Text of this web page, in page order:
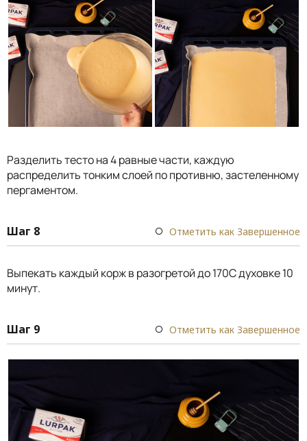
Разделить тесто на 4 равные части, каждую
распределить тонким слоей по противню, застеленному
пергаментом.
Шаг 8 Отметить как Завершенное
Выпекать каждый корж в разогретой до 170С духовке 10
минут.
Шаг 9 Отметить как Завершенное